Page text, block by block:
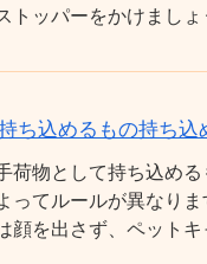
トッパーをかけましょ
ち込めるもの持ち込
荷物として持ち込め
ってルールが異なりま
顔を出さず、ペット